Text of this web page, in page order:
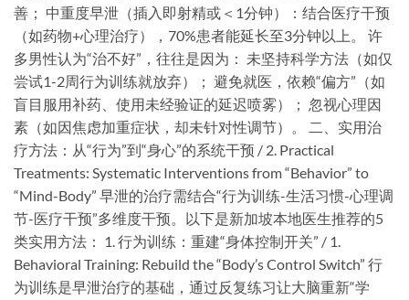
善； 中重度早泄（插入即射精或＜1分钟）：结合医疗干预
（如药物+心理治疗），70%患者能延长至3分钟以上。 许
多男性认为“治不好”，往往是因为： 未坚持科学方法（如仅
尝试1-2周行为训练就放弃）； 避免就医，依赖“偏方”（如
盲目服用补药、使用未经验证的延迟喷雾）； 忽视心理因
素（如因焦虑加重症状，却未针对性调节）。 二、实用治
疗方法：从“行为”到“身心”的系统干预 / 2. Practical
Treatments: Systematic Interventions from “Behavior” to
“Mind-Body” 早泄的治疗需结合“行为训练-生活习惯-心理调
节-医疗干预”多维度干预。以下是新加坡本地医生推荐的5
类实用方法： 1. 行为训练：重建“身体控制开关” / 1.
Behavioral Training: Rebuild the “Body’s Control Switch” 行
为训练是早泄治疗的基础，通过反复练习让大脑重新“学